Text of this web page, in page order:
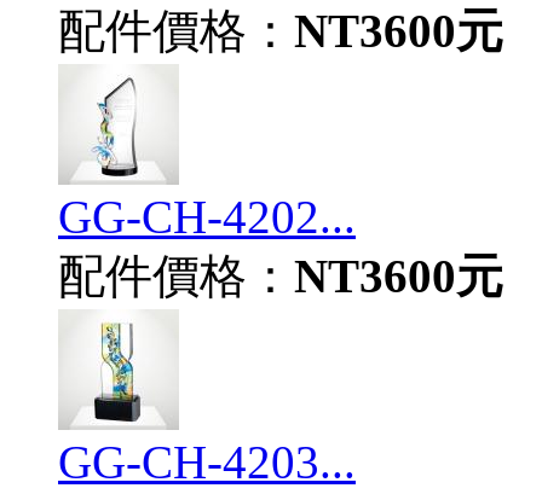
配件價格： NT3600元
GG-CH-4202...
配件價格： NT3600元
GG-CH-4203...